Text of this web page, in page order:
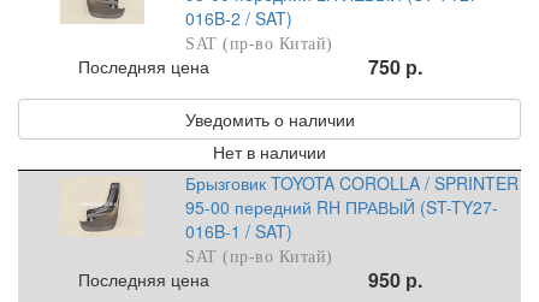
016B-2 / SAT)
SAT (пр-во Китай)
Последняя цена 750 р.
Уведомить о наличии
Нет в наличии
Брызговик TOYOTA COROLLA / SPRINTER
95-00 передний RH ПРАВЫЙ (ST-TY27-
016B-1 / SAT)
SAT (пр-во Китай)
Последняя цена 950 р.